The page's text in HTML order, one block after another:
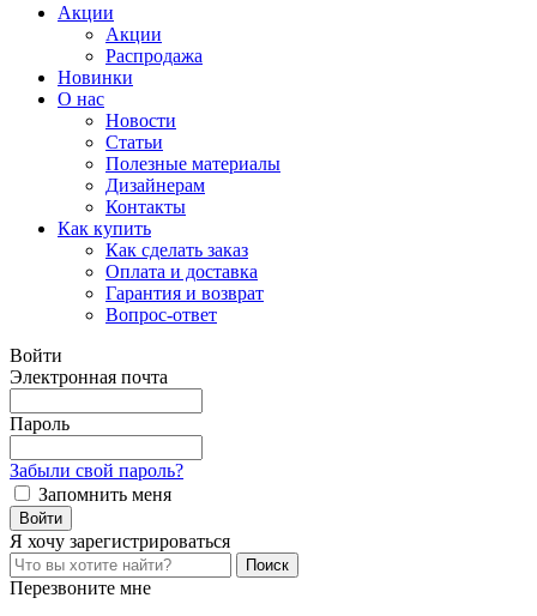
Акции
Акции
Распродажа
Новинки
О нас
Новости
Статьи
Полезные материалы
Дизайнерам
Контакты
Как купить
Как сделать заказ
Оплата и доставка
Гарантия и возврат
Вопрос-ответ
Войти
Электронная почта
Пароль
Забыли свой пароль?
Запомнить меня
Я хочу зарегистрироваться
Перезвоните мне